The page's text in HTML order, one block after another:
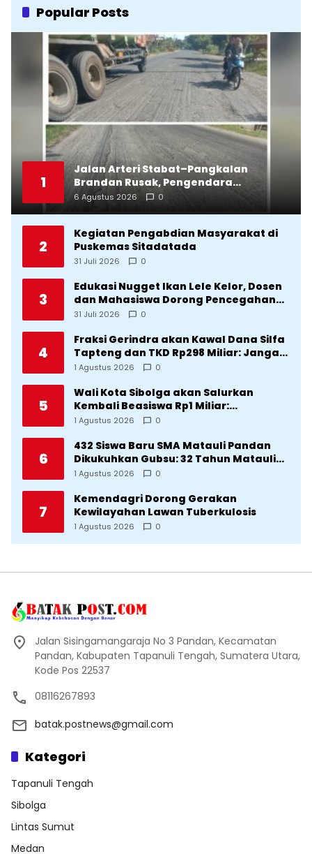
Popular Posts
1
Jalan Arteri Stabat–Pangkalan
Brandan Rusak, Pengendara
Terancam Celaka
6 Agustus 2026 0
2
Kegiatan Pengabdian Masyarakat di
Puskemas Sitadatada
31 Juli 2026 0
3
Edukasi Nugget Ikan Lele Kelor, Dosen
dan Mahasiswa Dorong Pencegahan
Stunting di Desa Silangkitang
31 Juli 2026 0
4
Fraksi Gerindra akan Kawal Dana Silfa
Tapteng dan TKD Rp298 Miliar: Jangan
Sampai Pekerjaan Pusat dan Provinsi
1 Agustus 2026 0
5
Wali Kota Sibolga akan Salurkan
Kembali Beasiswa Rp1 Miliar:
Diproritaskan Mahasiswa Korban
1 Agustus 2026 0
6
432 Siswa Baru SMA Matauli Pandan
Dikukuhkan Gubsu: 32 Tahun Matauli
Cetak SDM Unggul
1 Agustus 2026 0
7
Kemendagri Dorong Gerakan
Kewilayahan Lawan Tuberkulosis
1 Agustus 2026 0
Jalan Sisingamangaraja No 3 Pandan, Kecamatan
Pandan, Kabupaten Tapanuli Tengah, Sumatera Utara,
Kode Pos 22537
08116267893
batak.postnews@gmail.com
Kategori
Tapanuli Tengah
Sibolga
Lintas Sumut
Medan